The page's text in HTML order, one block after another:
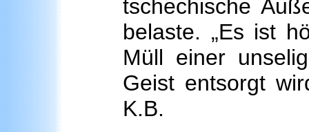
tschechische
belaste. „Es ist
Müll einer
Geist entsorgt
K.B.